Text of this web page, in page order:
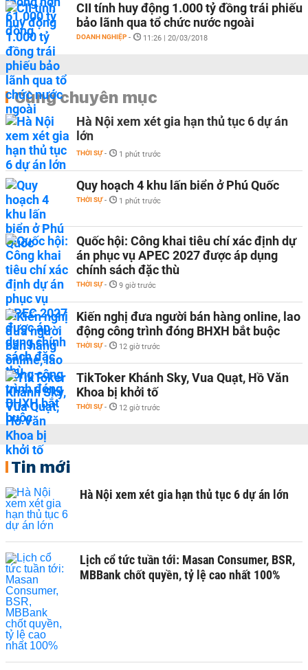
CII tính huy động 1.000 tỷ đồng trái phiếu
bảo lãnh qua tổ chức nước ngoài
DOANH NGHIỆP - 11:26 | 20/03/2018
Cùng chuyên mục
Hà Nội xem xét gia hạn thủ tục 6 dự án
lớn
THỜI SỰ - 1 phút trước
Quy hoạch 4 khu lấn biển ở Phú Quốc
THỜI SỰ - 1 phút trước
Quốc hội: Công khai tiêu chí xác định dự
án phục vụ APEC 2027 được áp dụng
chính sách đặc thù
THỜI SỰ - 9 giờ trước
Kiến nghị đưa người bán hàng online, lao
động công trình đóng BHXH bắt buộc
THỜI SỰ - 12 giờ trước
TikToker Khánh Sky, Vua Quạt, Hồ Văn
Khoa bị khởi tố
THỜI SỰ - 12 giờ trước
Tin mới
Hà Nội xem xét gia hạn thủ tục 6 dự án lớn
Lịch cổ tức tuần tới: Masan Consumer, BSR,
MBBank chốt quyền, tỷ lệ cao nhất 100%